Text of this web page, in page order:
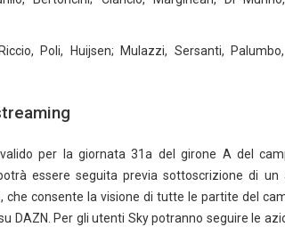
Poli, Huijsen; Mulazzi, Sersanti,
per la giornata 31a del girone A del
essere seguita previa sottoscrizione di un
consente la visione di tutte le partite del
DAZN. Per gli utenti Sky potranno seguire le